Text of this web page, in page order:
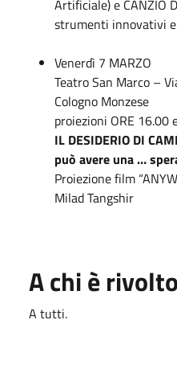
Artificiale) e CANZIO
strumenti innovativi
Venerdì 7 MARZO
Teatro San Marco –
Cologno Monzese
proiezioni ORE 16.00
IL DESIDERIO DI
può avere una …
Proiezione film
Milad Tangshir
A chi è rivolto
A tutti.